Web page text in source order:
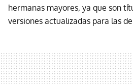
hermanas mayores, ya que son
versiones actualizadas para las